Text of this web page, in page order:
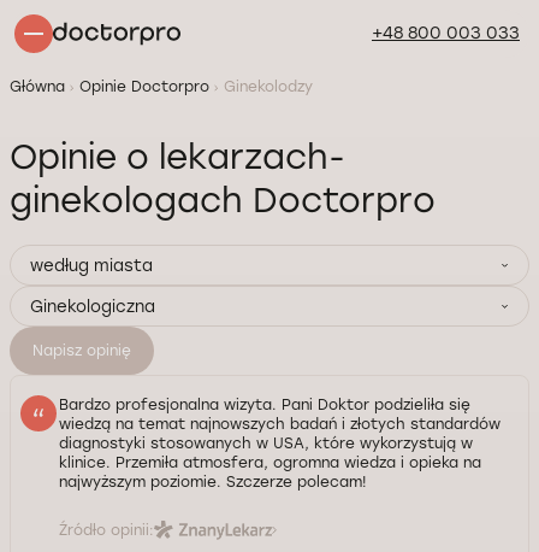
+48 800 003 033
Główna Opinie Doctorpro Ginekolodzy
Opinie o lekarzach-
ginekologach Doctorpro
według miasta
Ginekologiczna
Napisz opinię
Bardzo profesjonalna wizyta. Pani Doktor podzieliła się
wiedzą na temat najnowszych badań i złotych standardów
diagnostyki stosowanych w USA, które wykorzystują w
klinice. Przemiła atmosfera, ogromna wiedza i opieka na
najwyższym poziomie. Szczerze polecam!
Źródło opinii: